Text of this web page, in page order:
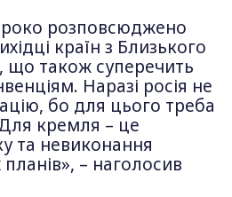
розповсюджено
країн з Близького
що також суперечить
Наразі росія не
бо для цього треба
кремля – це
та невиконання
– наголосив